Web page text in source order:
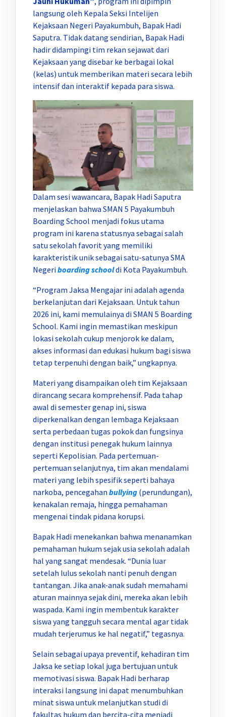
langsung oleh Kepala Seksi Intelijen
Kejaksaan Negeri Payakumbuh, Bapak Hadi
Saputra. Tidak datang sendirian, Bapak Hadi
hadir didampingi tim rekan sejawat dari
Kejaksaan yang disebar ke berbagai lokal
(kelas) untuk memberikan materi secara lebih
intensif dan interaktif kepada para siswa.
Dalam sesi wawancara, Bapak Hadi Saputra
menjelaskan bahwa SMAN 5 Payakumbuh
Boarding School menjadi fokus utama
program ini karena statusnya sebagai salah
satu sekolah favorit yang memiliki
karakteristik unik sebagai satu-satunya SMA
Negeriboarding schooldi Kota Payakumbuh.
“Program Jaksa Mengajar ini adalah agenda
berkelanjutan dari Kejaksaan. Untuk tahun
2026 ini, kami memulainya di SMAN 5 Boarding
School. Kami ingin memastikan meskipun
lokasi sekolah cukup menjorok ke dalam,
akses informasi dan edukasi hukum bagi siswa
tetap terpenuhi dengan baik,” ungkapnya.
Materi yang disampaikan oleh tim Kejaksaan
dirancang secara komprehensif. Pada tahap
awal di semester genap ini, siswa
diperkenalkan dengan lembaga Kejaksaan
serta perbedaan tugas pokok dan fungsinya
dengan institusi penegak hukum lainnya
seperti Kepolisian. Pada pertemuan-
pertemuan selanjutnya, tim akan mendalami
materi yang lebih spesifik seperti bahaya
narkoba, pencegahan bullying (perundungan),
kenakalan remaja, hingga pemahaman
mengenai tindak pidana korupsi.
Bapak Hadi menekankan bahwa menanamkan
pemahaman hukum sejak usia sekolah adalah
hal yang sangat mendesak. “Dunia luar
setelah lulus sekolah nanti penuh dengan
tantangan. Jika anak-anak sudah memahami
aturan mainnya sejak dini, mereka akan lebih
waspada. Kami ingin membentuk karakter
siswa yang tangguh secara mental agar tidak
mudah terjerumus ke hal negatif,” tegasnya.
Selain sebagai upaya preventif, kehadiran tim
Jaksa ke setiap lokal juga bertujuan untuk
memotivasi siswa. Bapak Hadi berharap
interaksi langsung ini dapat menumbuhkan
minat siswa untuk melanjutkan studi di
fakultas hukum dan bercita-cita menjadi